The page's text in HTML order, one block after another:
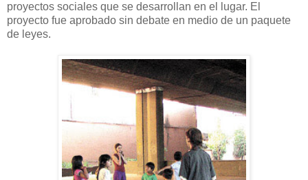
proyectos sociales que se desarrollan en el lugar. El
proyecto fue aprobado sin debate en medio de un paquete
de leyes.